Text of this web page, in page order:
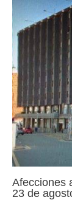
Afecciones
23 de